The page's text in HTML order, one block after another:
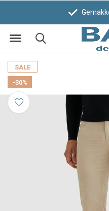
SALE
-30%